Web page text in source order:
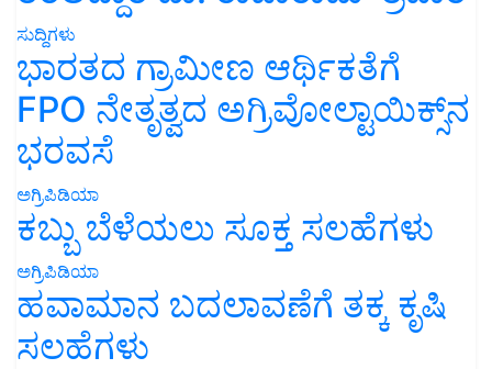
ಸುದ್ದಿಗಳು
ಭಾರತದ ಗ್ರಾಮೀಣ ಆರ್ಥಿಕತೆಗೆ
FPO ನೇತೃತ್ವದ ಅಗ್ರಿವೋಲ್ಟಾಯಿಕ್ಸ್‌ನ
ಭರವಸೆ
ಅಗ್ರಿಪಿಡಿಯಾ
ಕಬ್ಬು ಬೆಳೆಯಲು ಸೂಕ್ತ ಸಲಹೆಗಳು
ಅಗ್ರಿಪಿಡಿಯಾ
ಹವಾಮಾನ ಬದಲಾವಣೆಗೆ ತಕ್ಕ ಕೃಷಿ
ಸಲಹೆಗಳು